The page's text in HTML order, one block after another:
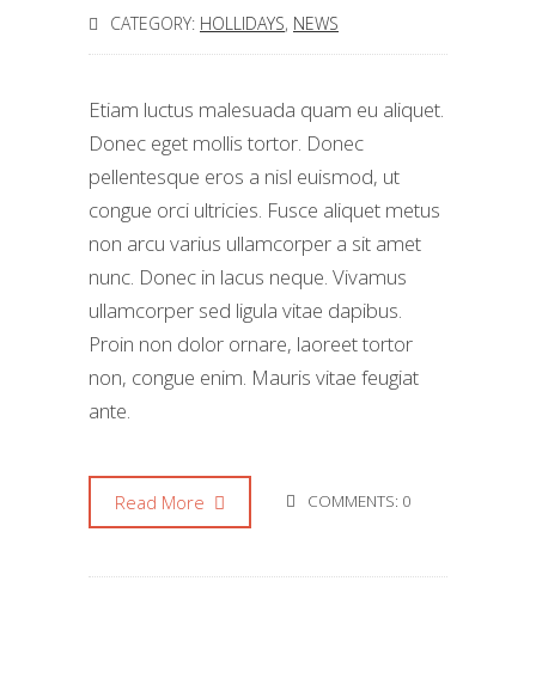
CATEGORY: HOLLIDAYS, NEWS
Etiam luctus malesuada quam eu aliquet.
Donec eget mollis tortor. Donec
pellentesque eros a nisl euismod, ut
congue orci ultricies. Fusce aliquet metus
non arcu varius ullamcorper a sit amet
nunc. Donec in lacus neque. Vivamus
ullamcorper sed ligula vitae dapibus.
Proin non dolor ornare, laoreet tortor
non, congue enim. Mauris vitae feugiat
ante.
Read More COMMENTS: 0